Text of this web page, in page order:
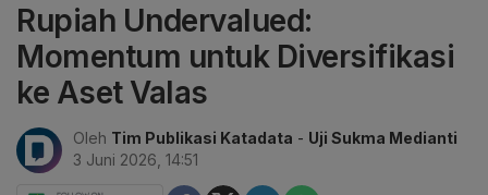
Rupiah Undervalued:
Momentum untuk Diversifikasi
ke Aset Valas
Oleh Tim Publikasi Katadata - Uji Sukma Medianti
3 Juni 2026, 14:51